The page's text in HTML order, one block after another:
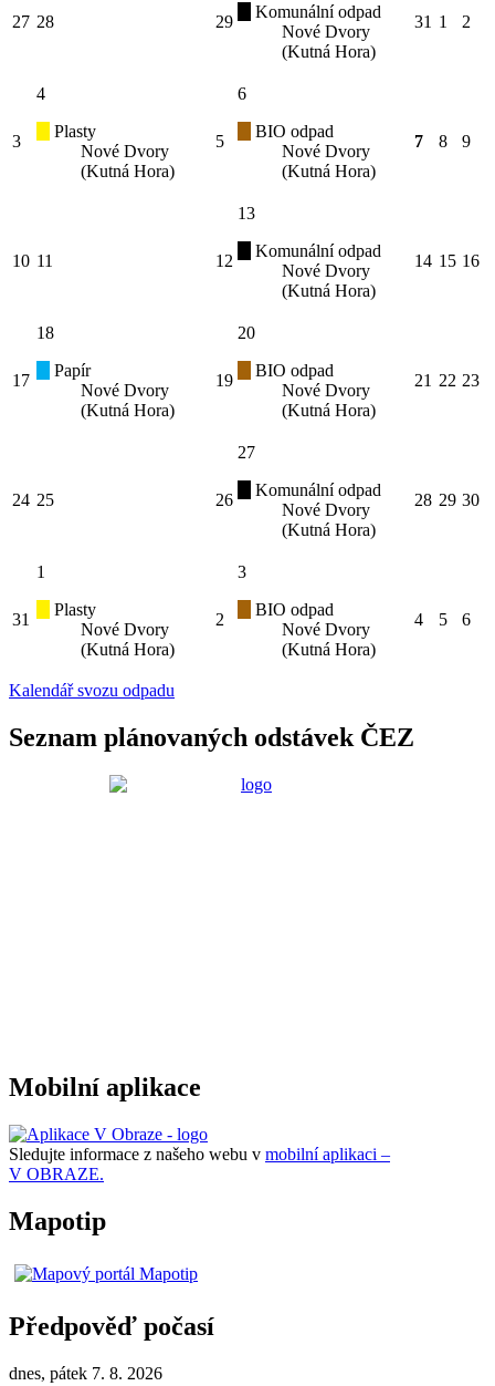
27 28 29
Komunální odpad
Nové Dvory
(Kutná Hora)
31 1 2
3
4
Plasty
Nové Dvory
(Kutná Hora)
5
6
BIO odpad
Nové Dvory
(Kutná Hora)
7 8 9
10 11 12
13
Komunální odpad
Nové Dvory
(Kutná Hora)
14 15 16
17
18
Papír
Nové Dvory
(Kutná Hora)
19
20
BIO odpad
Nové Dvory
(Kutná Hora)
21 22 23
24 25 26
27
Komunální odpad
Nové Dvory
(Kutná Hora)
28 29 30
31
1
Plasty
Nové Dvory
(Kutná Hora)
2
3
BIO odpad
Nové Dvory
(Kutná Hora)
4 5 6
Kalendář svozu odpadu
Seznam plánovaných odstávek ČEZ
Mobilní aplikace
Sledujte informace z našeho webu v mobilní aplikaci –
V OBRAZE.
Mapotip
Předpověď počasí
dnes, pátek 7. 8. 2026